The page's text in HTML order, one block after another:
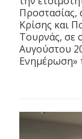
Προστασίας,
Κρίσης και
Τουρνάς, σε
Αυγούστου
Ενημέρωση»